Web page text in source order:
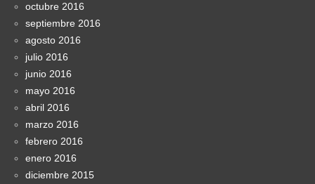
octubre 2016
septiembre 2016
agosto 2016
julio 2016
junio 2016
mayo 2016
abril 2016
marzo 2016
febrero 2016
enero 2016
diciembre 2015